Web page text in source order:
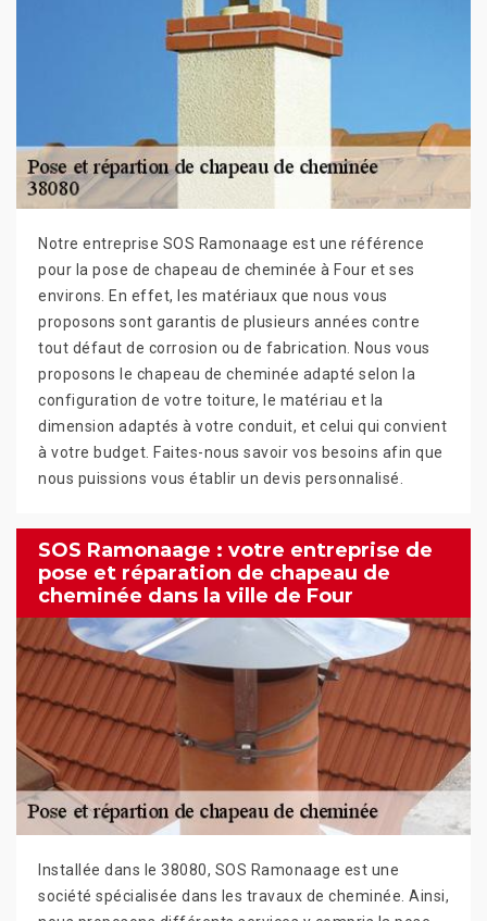
Notre entreprise SOS Ramonaage est une référence
pour la pose de chapeau de cheminée à Four et ses
environs. En effet, les matériaux que nous vous
proposons sont garantis de plusieurs années contre
tout défaut de corrosion ou de fabrication. Nous vous
proposons le chapeau de cheminée adapté selon la
configuration de votre toiture, le matériau et la
dimension adaptés à votre conduit, et celui qui convient
à votre budget. Faites-nous savoir vos besoins afin que
nous puissions vous établir un devis personnalisé.
SOS Ramonaage : votre entreprise de
pose et réparation de chapeau de
cheminée dans la ville de Four
Installée dans le 38080, SOS Ramonaage est une
société spécialisée dans les travaux de cheminée. Ainsi,